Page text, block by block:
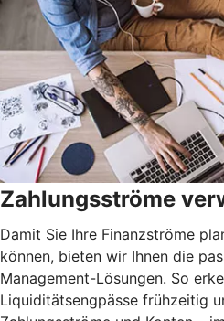
Zahlungsströme
Damit Sie Ihre Finanzströme
können, bieten wir Ihnen die
Management-Lösungen. So
Liquiditätsengpässe frühzeitig